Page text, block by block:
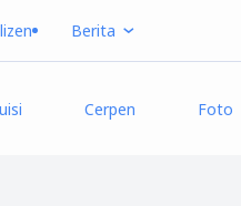
Berita
Cerpen Foto